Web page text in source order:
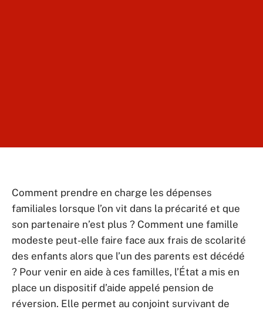
Comment prendre en charge les dépenses
familiales lorsque l’on vit dans la précarité et que
son partenaire n’est plus ? Comment une famille
modeste peut-elle faire face aux frais de scolarité
des enfants alors que l’un des parents est décédé
? Pour venir en aide à ces familles, l’État a mis en
place un dispositif d’aide appelé pension de
réversion. Elle permet au conjoint survivant de